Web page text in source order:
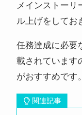
メインストーリ
ル上げをしてお
任務達成に必要
載されています
がおすすめです。
関連記事